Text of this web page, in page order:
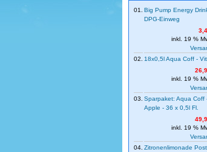
01. Big Pump Energy
DPG-Einweg
inkl. 19 %
02. 18x0,5l Aqua Coff -
inkl. 19 %
03. Sparpaket: Aqua Coff
Apple - 36 x 0,5l Fl.
inkl. 19 %
04. Zitronenlimonade